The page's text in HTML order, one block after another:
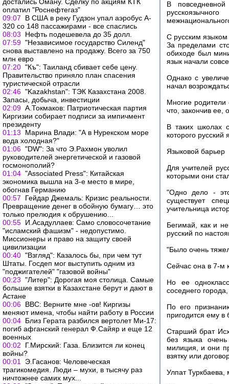
оплатил "Роснефтегаз"
09:07
В США в реку Гудзон упал аэробус A-
320 со 148 пассажирами - все спаслись
08:03
Нефть подешевела до 35 долл.
07:59 "Независимое государство Силенд"
снова выставлено на продажу. Всего за 750
млн евро
07:20 "Къ": Таиланд сбивает себе цену.
Правительство приняло план спасения
туристической отрасли
02:46 "Kazakhstan": ТЭК Казахстана 2008.
Запасы, добыча, инвестиции
02:09 А.Токмаков: Патриотическая партия
Киргизии собирает подписи за импичмент
президенту
01:13
Марина Влади: "А в Нурекском море
вода холодная?"
01:06 "DW": За что Э.Рахмон уволил
руководителей энергетической и газовой
госмонополий?
01:04 "Associated Press": Китайская
экономика вышла на 3-е место в мире,
обогнав Германию
00:57
Гейдар Джемаль: Кризис реальности.
Превращение денег в обойную бумагу… это
только прелюдия к обрушению...
00:55 И.Асадуллаев: Само словосочетание
"исламский фашизм" - недопустимо.
Миссионеры и право на защиту своей
цивилизации
00:40 "Взгляд": Казалось бы, при чем тут
Штаты. Госдеп мог выступить одним из
"поджигателей" "газовой войны"
00:23 "Литер": Дорогая моя столица. Самые
большие взятки в Казахстане берут и дают в
Астане
00:06 ВВС: Верните мне -ов! Киргизы
меняют имена, чтобы найти работу в России
00:04 Близ Герата разбился вертолет Ми-17:
погиб афганский генерал Ф.Сайяр и еще 12
военных
00:02
Г.Мирский: Газа. Близится ли конец
войны?
00:01
Э.Гасанов: Человеческая
трагикомедия. Люди – мухи, в тысячу раз
ничтожнее самих мух...
В
С русским языком
За пределами
обиходе был
язык начали
Однако с
начал
Многие родители
что, закончив ее,
В таких школах
которого русский
Языковой барьер
Для учителей
которыми они
"Одно дело -
существует
учительница
Бегимай, как и
русский по
"Было очень
Сейчас она в 7-м
Но ее
соседнего
По его
пригодится ему
Старший брат
без языка
милиция, и они
взятку или
Улпат Туркбаева,